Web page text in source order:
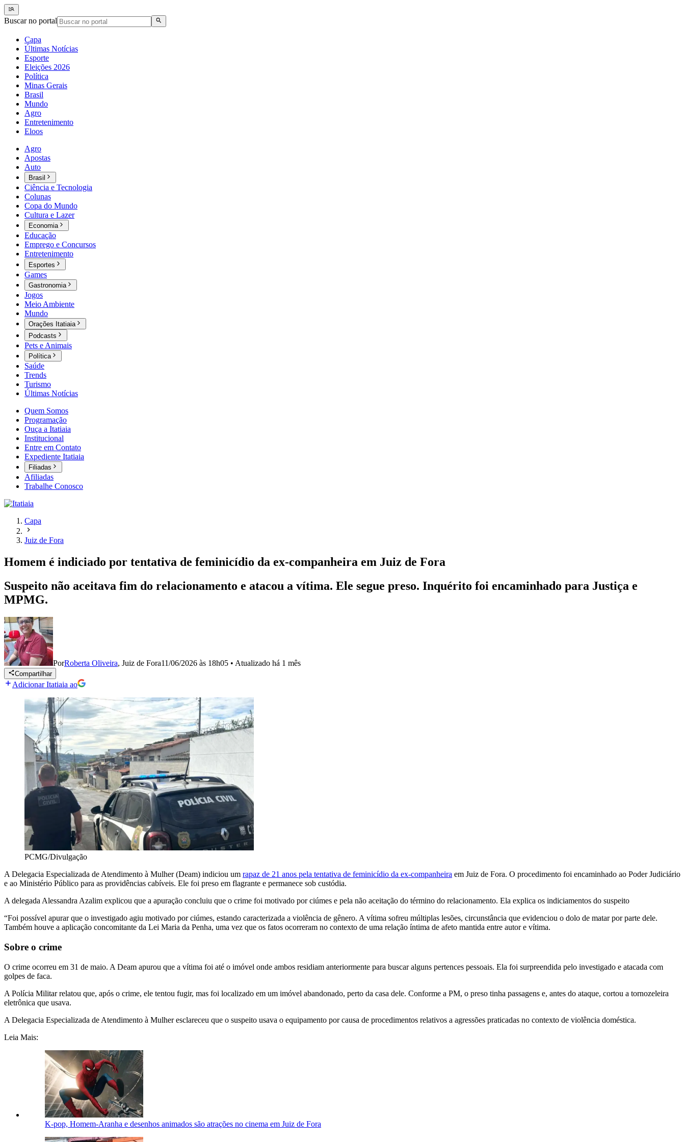
Buscar no portal
Capa
Últimas Notícias
Esporte
Eleições 2026
Política
Minas Gerais
Brasil
Mundo
Agro
Entretenimento
Eloos
Agro
Apostas
Auto
Brasil
Ciência e Tecnologia
Colunas
Copa do Mundo
Cultura e Lazer
Economia
Educação
Emprego e Concursos
Entretenimento
Esportes
Games
Gastronomia
Jogos
Meio Ambiente
Mundo
Orações Itatiaia
Podcasts
Pets e Animais
Política
Saúde
Trends
Turismo
Últimas Notícias
Quem Somos
Programação
Ouça a Itatiaia
Institucional
Entre em Contato
Expediente Itatiaia
Filiadas
Afiliadas
Trabalhe Conosco
Capa
Juiz de Fora
Homem é indiciado por tentativa de feminicídio da ex-companheira em Juiz de Fora
Suspeito não aceitava fim do relacionamento e atacou a vítima. Ele segue preso. Inquérito foi encaminhado para Justiça e
MPMG.
PorRoberta Oliveira, Juiz de Fora11/06/2026 às 18h05 • Atualizado há 1 mês
Compartilhar
Adicionar Itatiaia ao
PCMG/Divulgação
A Delegacia Especializada de Atendimento à Mulher (Deam) indiciou um rapaz de 21 anos pela tentativa de feminicídio da ex-companheira em Juiz de Fora. O procedimento foi encaminhado ao Poder Judiciário
e ao Ministério Público para as providências cabíveis. Ele foi preso em flagrante e permanece sob custódia.
A delegada Alessandra Azalim explicou que a apuração concluiu que o crime foi motivado por ciúmes e pela não aceitação do término do relacionamento. Ela explica os indiciamentos do suspeito
“Foi possível apurar que o investigado agiu motivado por ciúmes, estando caracterizada a violência de gênero. A vítima sofreu múltiplas lesões, circunstância que evidenciou o dolo de matar por parte dele.
Também houve a aplicação concomitante da Lei Maria da Penha, uma vez que os fatos ocorreram no contexto de uma relação íntima de afeto mantida entre autor e vítima.
Sobre o crime
O crime ocorreu em 31 de maio. A Deam apurou que a vítima foi até o imóvel onde ambos residiam anteriormente para buscar alguns pertences pessoais. Ela foi surpreendida pelo investigado e atacada com
golpes de faca.
A Polícia Militar relatou que, após o crime, ele tentou fugir, mas foi localizado em um imóvel abandonado, perto da casa dele. Conforme a PM, o preso tinha passagens e, antes do ataque, cortou a tornozeleira
eletrônica que usava.
A Delegacia Especializada de Atendimento à Mulher esclareceu que o suspeito usava o equipamento por causa de procedimentos relativos a agressões praticadas no contexto de violência doméstica.
Leia Mais:
K-pop, Homem-Aranha e desenhos animados são atrações no cinema em Juiz de Fora